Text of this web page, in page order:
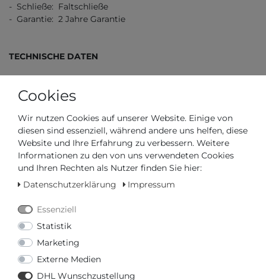
- Schließe: Faltschließe
- Garantie: 2 Jahre Garantie
TECHNISCHE DATEN
- Durchmesser (ohne Krone) in mm / Zoll: 39,00 / 1,54
- Wasserdicht bis (bar): 10,00
ArtikelnummerT156.408.11.093.00
1025,00 €
Cookies
Wir nutzen Cookies auf unserer Website. Einige von
diesen sind essenziell, während andere uns helfen, diese
Website und Ihre Erfahrung zu verbessern. Weitere
Informationen zu den von uns verwendeten Cookies
und Ihren Rechten als Nutzer finden Sie hier:
Datenschutzerklärung
Impressum
Essenziell
Statistik
Marketing
Externe Medien
DHL Wunschzustellung